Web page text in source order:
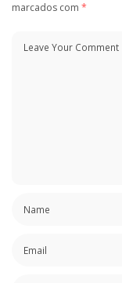
marcados com *